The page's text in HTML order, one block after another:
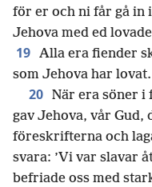
för er och ni får gå in
Jehova med ed
19 Alla era fiender
som Jehova har lovat.
20 När era söner i
gav Jehova, vår Gud,
föreskrifterna och
svara: ’Vi var slavar
befriade oss med